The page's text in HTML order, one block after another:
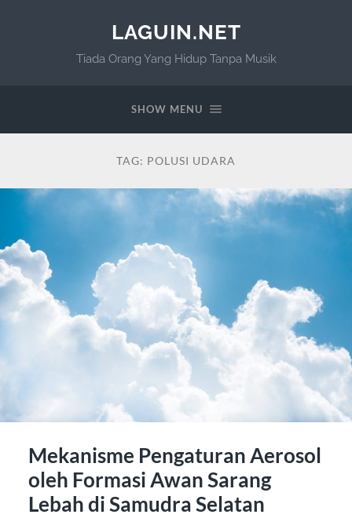
LAGUIN.NET
Tiada Orang Yang Hidup Tanpa Musik
SHOW MENU
TAG: POLUSI UDARA
Mekanisme Pengaturan Aerosol
oleh Formasi Awan Sarang
Lebah di Samudra Selatan